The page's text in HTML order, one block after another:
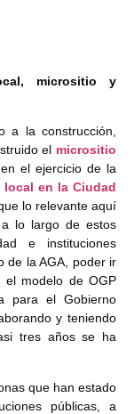
micrositio y
a la construcción,
el micrositio
el ejercicio de la
en la Ciudad
lo relevante aquí
lo largo de estos
e instituciones
de la AGA, poder ir
el modelo de OGP
para el Gobierno
y teniendo
tres años se ha
que han estado
públicas, a